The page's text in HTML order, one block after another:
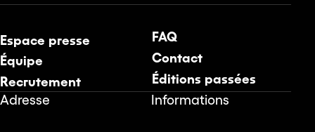
Espace presse
Équipe
Recrutement
FAQ
Contact
Éditions passées
Adresse Informations